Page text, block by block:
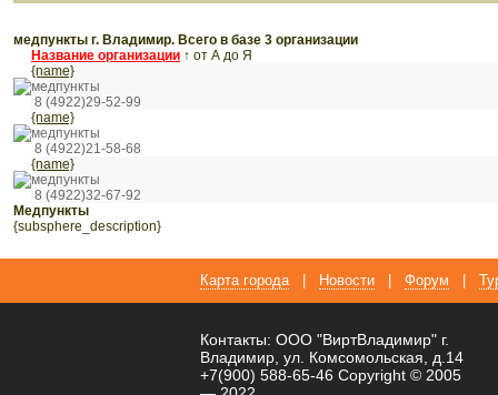
медпункты г. Владимир. Всего в базе 3 организации
Название организации ↑ от А до Я
{name}
медпункты
8 (4922)29-52-99
{name}
медпункты
8 (4922)21-58-68
{name}
медпункты
8 (4922)32-67-92
медпункты
{subsphere_description}
Карта города Новости Форум
Контакты: ООО "ВиртВладимир" г.
Владимир, ул. Комсомольская, д.14
+7(900) 588-65-46 Copyright © 2005